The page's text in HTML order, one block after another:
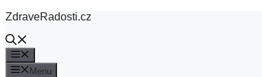
Přeskočit
obsah
ZdraveRadosti.cz
Menu